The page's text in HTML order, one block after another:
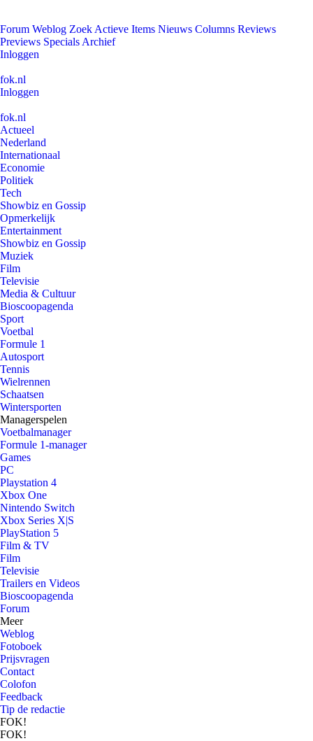
Forum Weblog Zoek Actieve Items Nieuws Columns Reviews
Previews Specials Archief
Inloggen
fok.nl
Inloggen
fok.nl
Actueel
Nederland
Internationaal
Economie
Politiek
Tech
Showbiz en Gossip
Opmerkelijk
Entertainment
Showbiz en Gossip
Muziek
Film
Televisie
Media & Cultuur
Bioscoopagenda
Sport
Voetbal
Formule 1
Autosport
Tennis
Wielrennen
Schaatsen
Wintersporten
Managerspelen
Voetbalmanager
Formule 1-manager
Games
PC
Playstation 4
Xbox One
Nintendo Switch
Xbox Series X|S
PlayStation 5
Film & TV
Film
Televisie
Trailers en Videos
Bioscoopagenda
Forum
Meer
Weblog
Fotoboek
Prijsvragen
Contact
Colofon
Feedback
Tip de redactie
FOK!
FOK!